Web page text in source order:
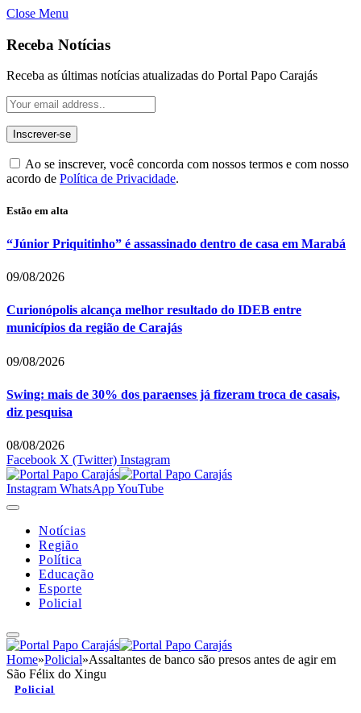
Close Menu
Receba Notícias
Receba as últimas notícias atualizadas do Portal Papo Carajás
Ao se inscrever, você concorda com nossos termos e com nosso
acordo de Política de Privacidade.
Estão em alta
“Júnior Priquitinho” é assassinado dentro de casa em Marabá
09/08/2026
Curionópolis alcança melhor resultado do IDEB entre
municípios da região de Carajás
09/08/2026
Swing: mais de 30% dos paraenses já fizeram troca de casais,
diz pesquisa
08/08/2026
Facebook X (Twitter) Instagram
Instagram WhatsAppYouTube
Notícias
Região
Política
Educação
Esporte
Policial
Home»Policial»Assaltantes de banco são presos antes de agir em
São Félix do Xingu
Policial